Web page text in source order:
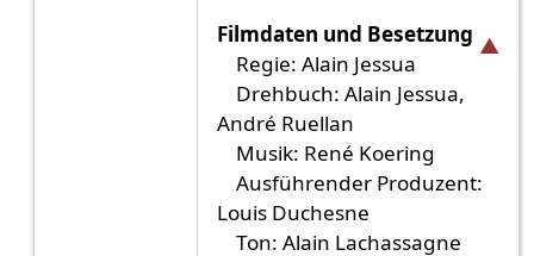
Filmdaten und Besetzung
Regie: Alain Jessua
Drehbuch: Alain Jessua,
André Ruellan
Musik: René Koering
Ausführender Produzent:
Louis Duchesne
Ton: Alain Lachassagne